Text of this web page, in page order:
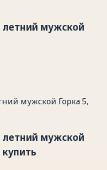
мужской
мужской